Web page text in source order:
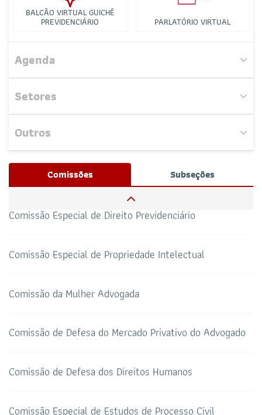
BALCÃO VIRTUAL GUICHÊ
PREVIDENCIÁRIO PARLATÓRIO VIRTUAL
Agenda
Nenhum evento próximo encontrado.
Setores
Josué Henrique, / Whatsapp (32172100)
RESPONSÁVEIS
69 3217-2099
sti@oab-ro.org.br
E-MAIL
Todos os setores
Outros
HOTEL DE TRÂNSITO CLUBE DA OAB
CORONAVIRUS ADVOGADO
Comissões Subseções
Comissão Especial de Empreendedorismo E Inovação
Comissão Especial de Direito na Escola
Comissão Especial de Direito Previdenciário